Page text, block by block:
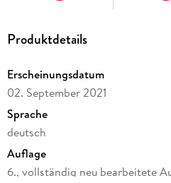
Produktdetails
Erscheinungsdatum
02. September 2021
Sprache
deutsch
Auflage
6., vollständig neu bearbeitete